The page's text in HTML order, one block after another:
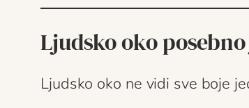
Ljudsko oko
Ljudsko oko ne vidi sve boje